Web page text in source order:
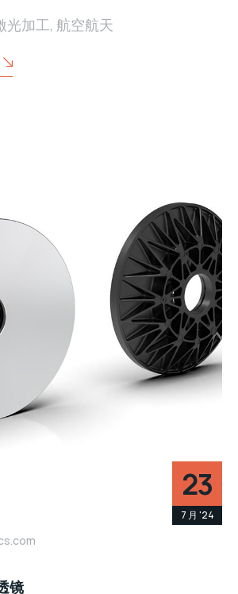
光加工, 航空航天
23
7 月 '24
镜